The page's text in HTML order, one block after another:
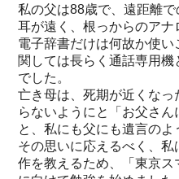
私の父は88歳で、遠距離で
耳が遠く、根っからのアナ
電子辞書だけは何故か使
関しては長らく通話専用
でした。
亡き母は、死期が近くなっ
らないようにと「お父さん
と、私にも父にも遺言のよ
その思いに応えるべく、
作を教えるため、「東京